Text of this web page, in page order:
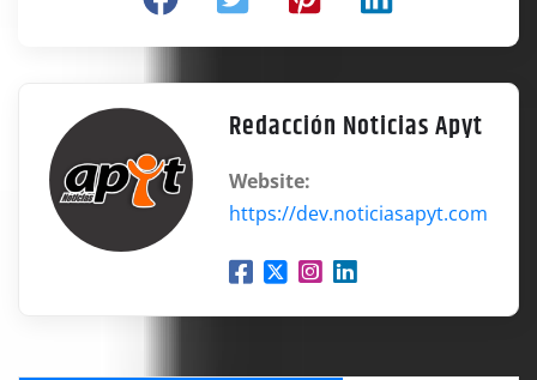
Redacción Noticias Apyt
Website:
https://dev.noticiasapyt.com